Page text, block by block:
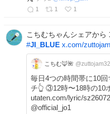
1
1 1
こちむちゃんシェアから
#JI_BLUE x.com/
こちむ🦊🌺
毎日4つの時間帯に10
チ👆 ③12時〜18時の10ポチ
utaten.com/lyric/sz260721…
@official_jo1